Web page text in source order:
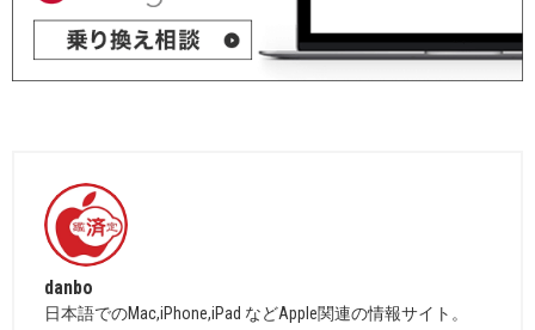
danbo
日本語でのMac,iPhone,iPad などApple関連の情報サイト。